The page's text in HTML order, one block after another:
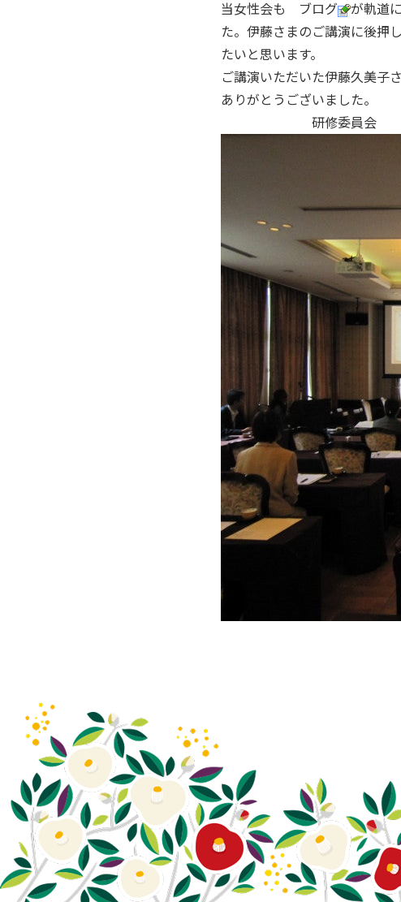
当女性会も ブログ
が軌道
た。伊藤さまのご講演に後押
たいと思います。
ご講演いただいた伊藤久美子
ありがとうございました
研修委員会